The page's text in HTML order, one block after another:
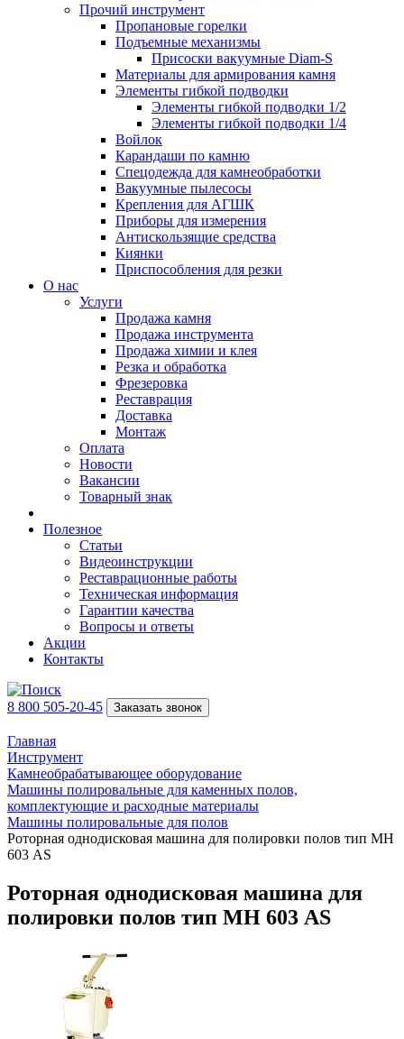
Прочий инструмент
Пропановые горелки
Подъeмные механизмы
Присоски вакуумные Diam-S
Материалы для армирования камня
Элементы гибкой подводки
Элементы гибкой подводки 1/2
Элементы гибкой подводки 1/4
Войлок
Карандаши по камню
Спецодежда для камнеобработки
Вакуумные пылесосы
Крепления для АГШК
Приборы для измерения
Антискользящие средства
Киянки
Приспособления для резки
О нас
Услуги
Продажа камня
Продажа инструмента
Продажа химии и клея
Резка и обработка
Фрезеровка
Реставрация
Доставка
Монтаж
Оплата
Новости
Вакансии
Товарный знак
Полезное
Статьи
Видеоинструкции
Реставрационные работы
Техническая информация
Гарантии качества
Вопросы и ответы
Акции
Контакты
8 800 505-20-45 Заказать звонок
Главная
Инструмент
Камнеобрабатывающее оборудование
Машины полировальные для каменных полов,
комплектующие и расходные материалы
Машины полировальные для полов
Роторная однодисковая машина для полировки полов тип MH
603 АS
Роторная однодисковая машина для
полировки полов тип MH 603 АS